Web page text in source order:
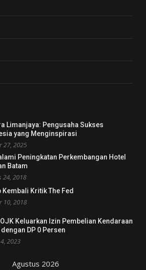
Limanjaya: Pengusaha Sukses
yang Menginspirasi
27, 2025
Peningkatan Perkembangan Hotel
Batam
24, 2018
Kembali Kritik The Fed
10, 2018
Keluarkan Izin Pembelian Kendaraan
DP 0 Persen
2023
Agustus 2026